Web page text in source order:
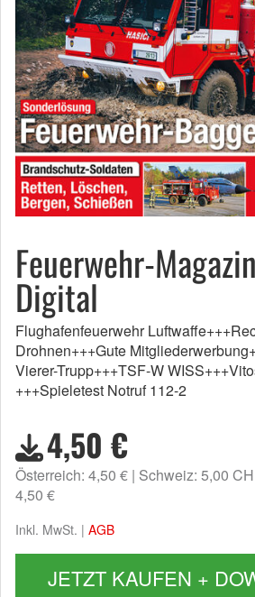
Feuerwehr-
Digital
Flughafenfeuerwehr
Drohnen+++Gute
Vierer-Trupp+++TSF-W
+++Spieletest Notruf 112-2
4,50 €
Österreich: 4,50 € Schweiz: 5,00
4,50 €
Inkl. MwSt. | AGB
JETZT KAUFEN +